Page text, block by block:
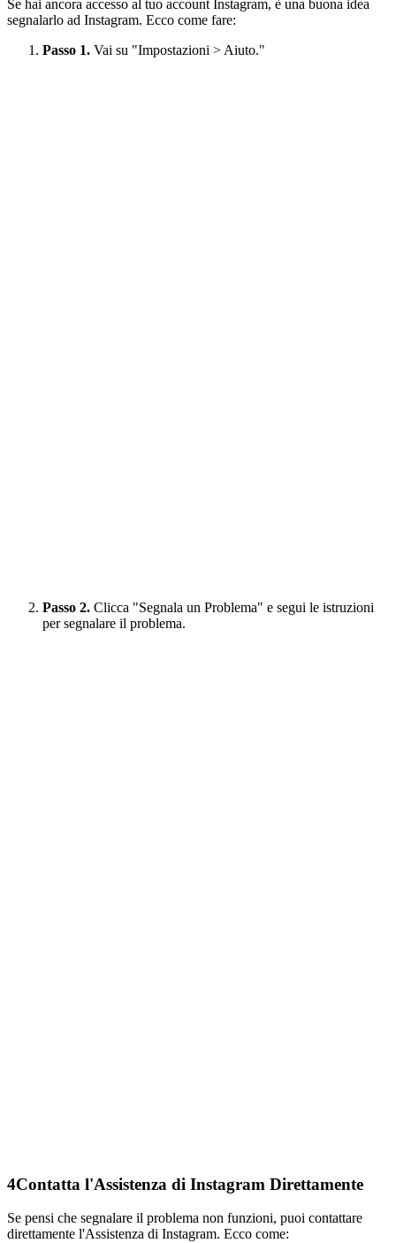
Se hai ancora accesso al tuo account Instagram, è una buona idea
segnalarlo ad Instagram. Ecco come fare:
Passo 1. Vai su "Impostazioni > Aiuto."
Passo 2. Clicca "Segnala un Problema" e segui le istruzioni
per segnalare il problema.
4Contatta l'Assistenza di Instagram Direttamente
Se pensi che segnalare il problema non funzioni, puoi contattare
direttamente l'Assistenza di Instagram. Ecco come: